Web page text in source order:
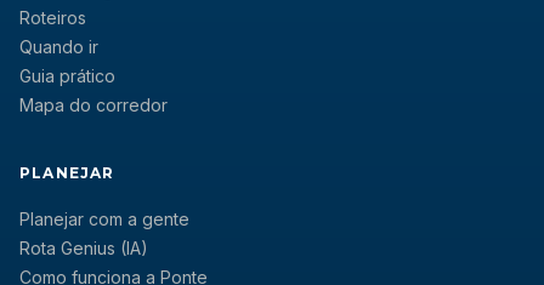
Roteiros
Quando ir
Guia prático
Mapa do corredor
PLANEJAR
Planejar com a gente
Rota Genius (IA)
Como funciona a Ponte